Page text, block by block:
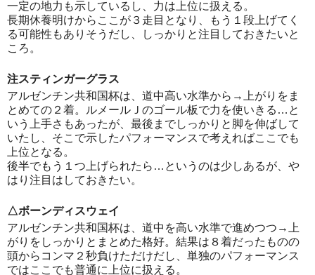
一定の地力も示しているし、力は上位に扱える。
長期休養明けからここが３走目となり、もう１段上げてく
る可能性もありそうだし、しっかりと注目しておきたいと
ころ。
注スティンガーグラス
アルゼンチン共和国杯は、道中高い水準から→上がりをま
とめての２着。ルメールＪのゴール板で力を使いきる…と
いう上手さもあったが、最後までしっかりと脚を伸ばして
いたし、そこで示したパフォーマンスで考えればここでも
上位となる。
後半でもう１つ上げられたら…というのは少しあるが、や
はり注目はしておきたい。
△ボーンディスウェイ
アルゼンチン共和国杯は、道中を高い水準で進めつつ→上
がりをしっかりとまとめた格好。結果は８着だったものの
頭からコンマ２秒負けただけだし、単独のパフォーマンス
ではここでも普通に上位に扱える。